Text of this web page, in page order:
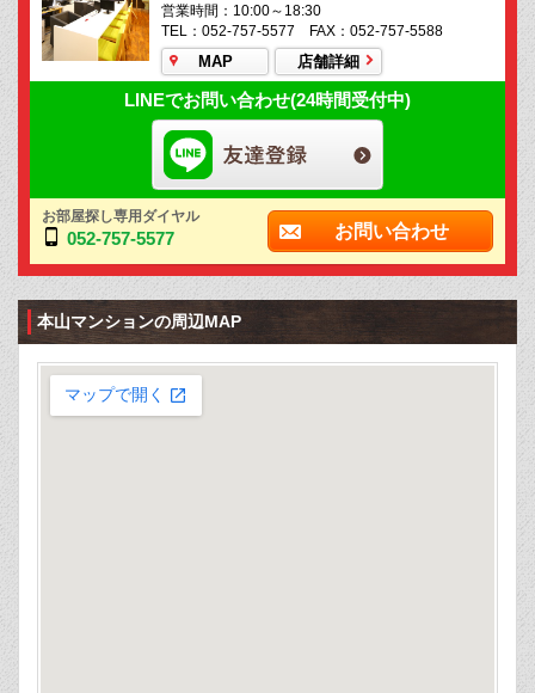
営業時間：10:00～18:30
TEL：052-757-5577 FAX：052-757-5588
MAP 店舗詳細
LINEでお問い合わせ(24時間受付中)
お部屋探し専用ダイヤル
052-757-5577 お問い合わせ
本山マンションの周辺MAP